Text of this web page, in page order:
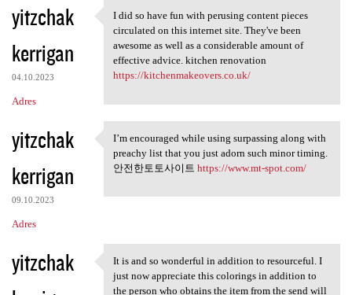
yitzchak
kerrigan
04.10.2023
Adres
I did so have fun with
I did so have fun with perusing content pieces
circulated on this internet site. They've been
awesome as well as a considerable amount of
effective advice. kitchen renovation
https://kitchenmakeovers.co.uk/
yitzchak
kerrigan
09.10.2023
Adres
I’m encouraged while using
I’m encouraged while using surpassing along with
preachy list that you just adorn such minor timing.
안전한토토사이트 https://www.mt-spot.com/
yitzchak
It is and so wonderful in
It is and so wonderful in addition to resourceful. I
just now appreciate this colorings in addition to
the person who obtains the item from the send will